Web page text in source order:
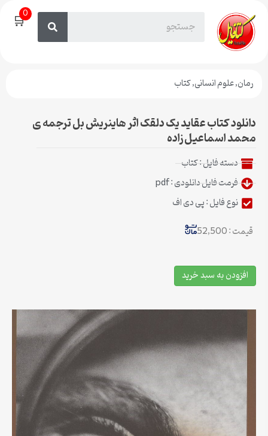
🛒0
رمان,علوم انسانی,کتاب
دانلود کتاب عقاید یک دلقک اثر هاینریش بل ترجمه ی
محمد اسماعیل زاده
دسته فایل :کتاب
فرمت فایل دانلودی : pdf
نوع فایل : پی دی اف
قیمت : 52,500
افزودن به سبد خرید